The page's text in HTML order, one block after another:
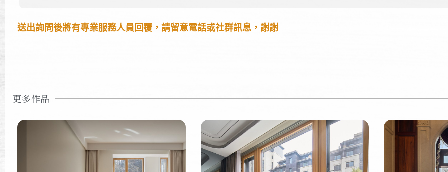
送出詢問後將有專業服務人員回覆，請留意電話或社群訊息，謝謝
更多作品